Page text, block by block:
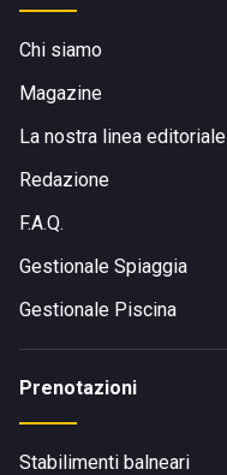
Chi siamo
Magazine
La nostra linea editoriale
Redazione
F.A.Q.
Gestionale Spiaggia
Gestionale Piscina
Prenotazioni
Stabilimenti balneari